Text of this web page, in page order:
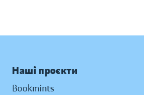
Наші проєкти
Bookmints